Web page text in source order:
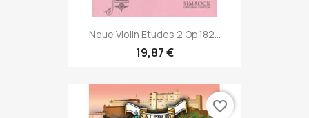
Neue Violin Etudes 2 Op.182...
19,87 €
favorite_border